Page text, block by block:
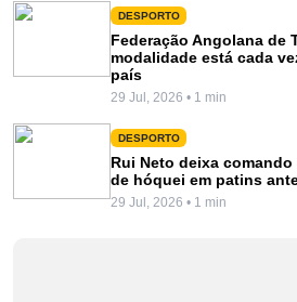
DESPORTO
Federação Angolana de
modalidade está cada
país
29 Jul, 2026 • 1 min
DESPORTO
Rui Neto deixa
de hóquei em patins
29 Jul, 2026 • 1 min